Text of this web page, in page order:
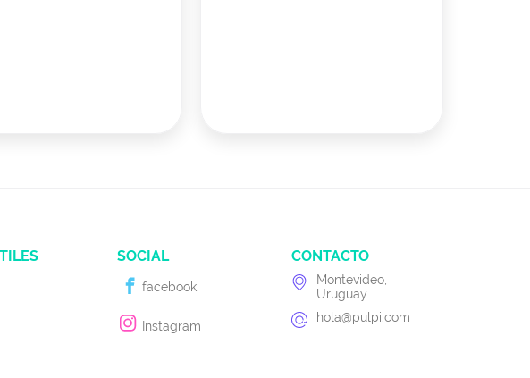
SOCIAL
facebook
Instagram
CONTACTO
Montevideo,
Uruguay
hola@pulpi.com